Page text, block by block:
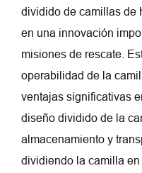
dividido de camillas de
en una innovación
misiones de rescate.
operabilidad de la
ventajas significativas
diseño dividido de la
almacenamiento y
dividiendo la camilla